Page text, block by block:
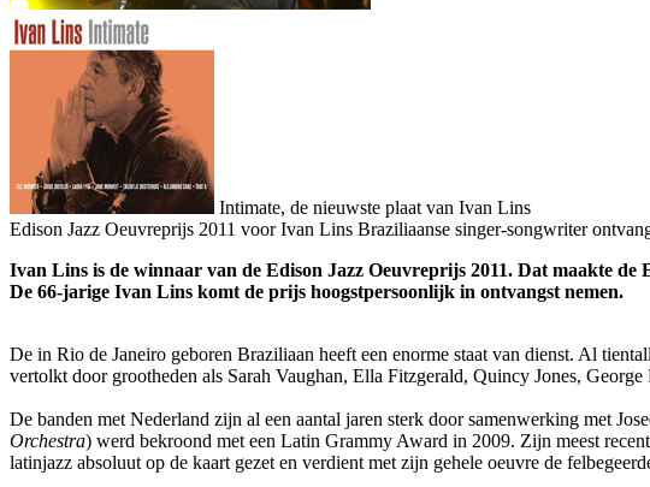
Intimate, de nieuwste plaat van Ivan Lins
Edison Jazz Oeuvreprijs 2011 voor Ivan Lins Braziliaanse singer-songwriter
Ivan Lins is de winnaar van de Edison Jazz Oeuvreprijs 2011. Dat maakte
De 66-jarige Ivan Lins komt de prijs hoogstpersoonlijk in ontvangst nemen.
De in Rio de Janeiro geboren Braziliaan heeft een enorme staat van dienst. Al
vertolkt door grootheden als Sarah Vaughan, Ella Fitzgerald, Quincy Jones,
De banden met Nederland zijn al een aantal jaren sterk door samenwerking met
Orchestra) werd bekroond met een Latin Grammy Award in 2009. Zijn meest
latinjazz absoluut op de kaart gezet en verdient met zijn gehele oeuvre de